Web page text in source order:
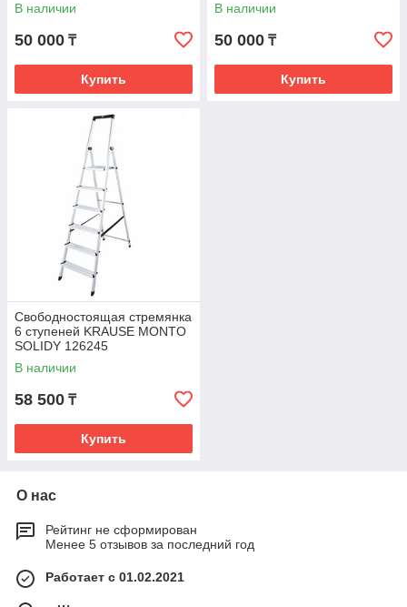
В наличии
50 000 ₸
Купить
В наличии
50 000 ₸
Купить
Свободностоящая стремянка
6 ступеней KRAUSE MONTO
SOLIDY 126245
В наличии
58 500 ₸
Купить
О нас
Рейтинг не сформирован
Менее 5 отзывов за последний год
Работает с 01.02.2021